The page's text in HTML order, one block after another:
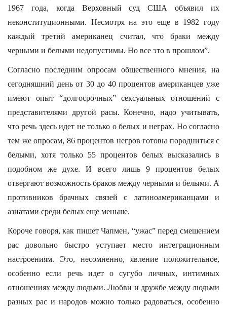
1967 года, когда Верховный суд США объявил их
неконституционными. Несмотря на это еще в 1982 году
каждый третий американец считал, что браки между
черными и белыми недопустимы. Но все это в прошлом”.
Согласно последним опросам общественного мнения, на
сегодняшний день от 30 до 40 процентов американцев уже
имеют опыт “долгосрочных” сексуальных отношений с
представителями другой расы. Конечно, надо учитывать,
что речь здесь идет не только о белых и неграх. Но согласно
тем же опросам, 86 процентов негров готовы породниться с
белыми, хотя только 55 процентов белых высказались в
подобном же духе. И всего лишь 9 процентов белых
отвергают возможность браков между черными и белыми. А
противников брачных связей с латиноамериканцами и
азиатами среди белых еще меньше.
Короче говоря, как пишет Чапмен, “ужас” перед смешением
рас довольно быстро уступает место интеграционным
настроениям. Это, несомненно, явление положительное,
особенно если речь идет о сугубо личных, интимных
отношениях между людьми. Любви и дружбе между людьми
разных рас и народов можно только радоваться, особенно